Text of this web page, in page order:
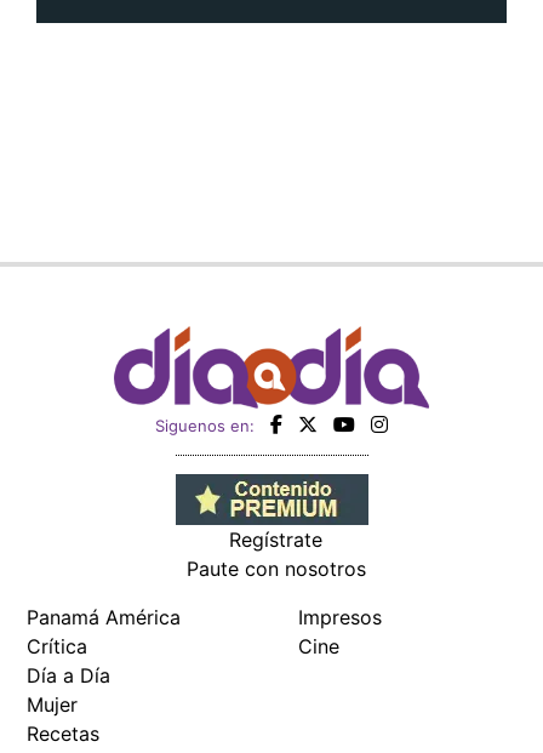
Siguenos en:
Regístrate
Paute con nosotros
Panamá América
Crítica
Día a Día
Mujer
Recetas
Impresos
Cine